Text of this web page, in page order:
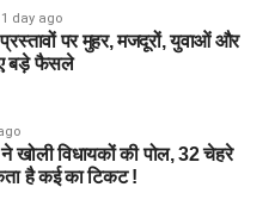
1 day ago
पर मुहर, मजदूरों, युवाओं और
बड़े फैसले
विधायकों की पोल, 32 चेहरे
है कई का टिकट !